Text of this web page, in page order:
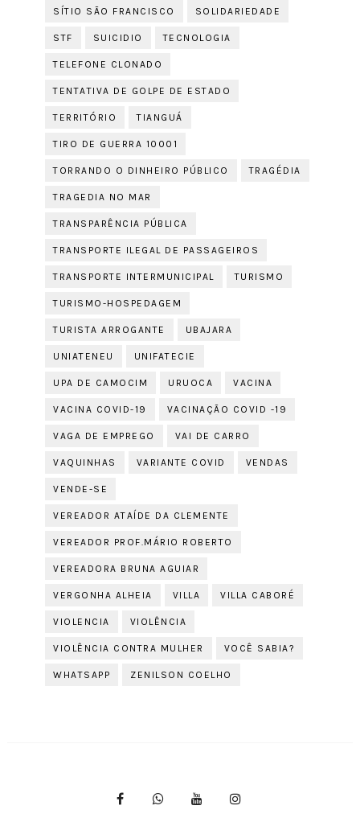
SÍTIO SÃO FRANCISCO SOLIDARIEDADE
STF SUICIDIO TECNOLOGIA
TELEFONE CLONADO
TENTATIVA DE GOLPE DE ESTADO
TERRITÓRIO TIANGUÁ
TIRO DE GUERRA 10001
TORRANDO O DINHEIRO PÚBLICO TRAGÉDIA
TRAGEDIA NO MAR
TRANSPARÊNCIA PÚBLICA
TRANSPORTE ILEGAL DE PASSAGEIROS
TRANSPORTE INTERMUNICIPAL TURISMO
TURISMO-HOSPEDAGEM
TURISTA ARROGANTE UBAJARA
UNIATENEU UNIFATECIE
UPA DE CAMOCIM URUOCA VACINA
VACINA COVID-19 VACINAÇÃO COVID -19
VAGA DE EMPREGO VAI DE CARRO
VAQUINHAS VARIANTE COVID VENDAS
VENDE-SE
VEREADOR ATAÍDE DA CLEMENTE
VEREADOR PROF.MÁRIO ROBERTO
VEREADORA BRUNA AGUIAR
VERGONHA ALHEIA VILLA VILLA CABORÉ
VIOLENCIA VIOLÊNCIA
VIOLÊNCIA CONTRA MULHER VOCÊ SABIA?
WHATSAPP ZENILSON COELHO